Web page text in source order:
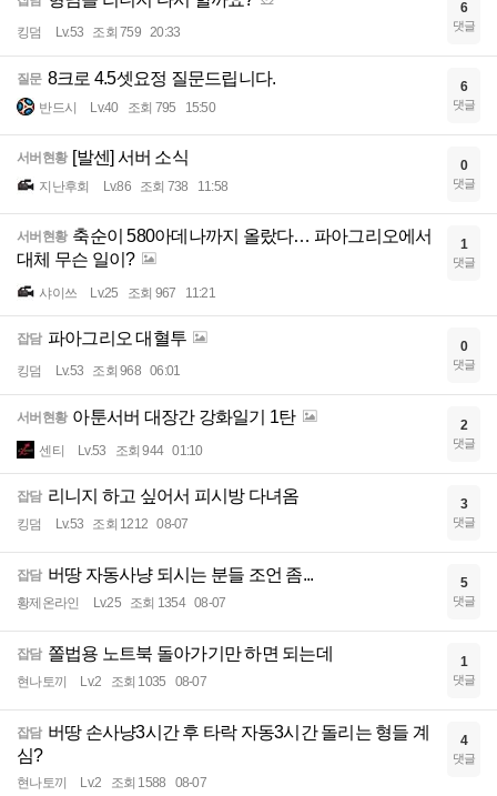
킹덤 Lv.53 조회 759 20:33
6
댓글
질문 8크로 4.5셋요정 질문드립니다.
반드시 Lv.40 조회 795 15:50
6
댓글
서버현황 [발센] 서버 소식
지난후회 Lv.86 조회 738 11:58
0
댓글
서버현황 축순이 580아데나까지 올랐다… 파아그리오에서
대체 무슨 일이?
샤이쓰 Lv.25 조회 967 11:21
1
댓글
잡담 파아그리오 대혈투
킹덤 Lv.53 조회 968 06:01
0
댓글
서버현황 아툰서버 대장간 강화일기 1탄
센티 Lv.53 조회 944 01:10
2
댓글
잡담 리니지 하고 싶어서 피시방 다녀옴
킹덤 Lv.53 조회 1212 08-07
3
댓글
잡담 버땅 자동사냥 되시는 분들 조언 좀...
황제온라인 Lv.25 조회 1354 08-07
5
댓글
잡담 쫄법용 노트북 돌아가기만 하면 되는데
현나토끼 Lv.2 조회 1035 08-07
1
댓글
잡담 버땅 손사냥3시간 후 타락 자동3시간 돌리는 형들 계
심?
현나토끼 Lv.2 조회 1588 08-07
4
댓글